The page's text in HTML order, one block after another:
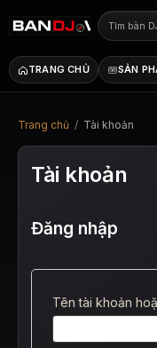
TRANG CHỦ SẢN
Trang chủ / Tài khoản
Tài khoản
Đăng nhập
Tên tài khoản